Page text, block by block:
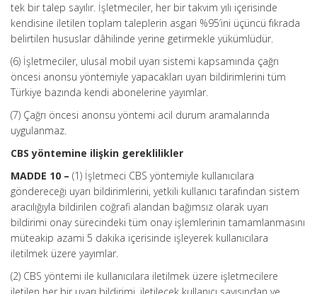
tek bir talep sayılır. İşletmeciler, her bir takvim yılı içerisinde
kendisine iletilen toplam taleplerin asgari %95’ini üçüncü fıkrada
belirtilen hususlar dâhilinde yerine getirmekle yükümlüdür.
(6) İşletmeciler, ulusal mobil uyarı sistemi kapsamında çağrı
öncesi anonsu yöntemiyle yapacakları uyarı bildirimlerini tüm
Türkiye bazında kendi abonelerine yayımlar.
(7) Çağrı öncesi anonsu yöntemi acil durum aramalarında
uygulanmaz.
CBS yöntemine ilişkin gereklilikler
MADDE 10 – (1) İşletmeci CBS yöntemiyle kullanıcılara
göndereceği uyarı bildirimlerini, yetkili kullanıcı tarafından sistem
aracılığıyla bildirilen coğrafi alandan bağımsız olarak uyarı
bildirimi onay sürecindeki tüm onay işlemlerinin tamamlanmasını
müteakip azami 5 dakika içerisinde işleyerek kullanıcılara
iletilmek üzere yayımlar.
(2) CBS yöntemi ile kullanıcılara iletilmek üzere işletmecilere